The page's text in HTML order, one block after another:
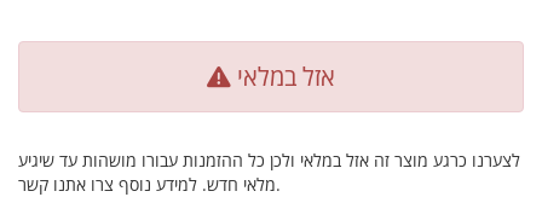
אזל במלאי
לצערנו כרגע מוצר זה אזל במלאי ולכן כל ההזמנות עבורו מושהות עד שיגיע
מלאי חדש. למידע נוסף צרו אתנו קשר.